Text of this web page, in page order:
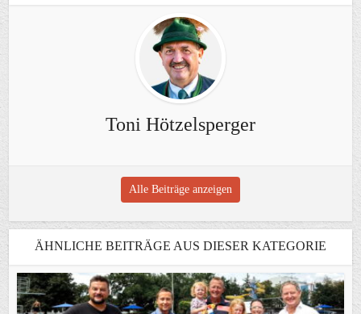
Toni Hötzelsperger
Alle Beiträge anzeigen
ÄHNLICHE BEITRÄGE AUS DIESER KATEGORIE